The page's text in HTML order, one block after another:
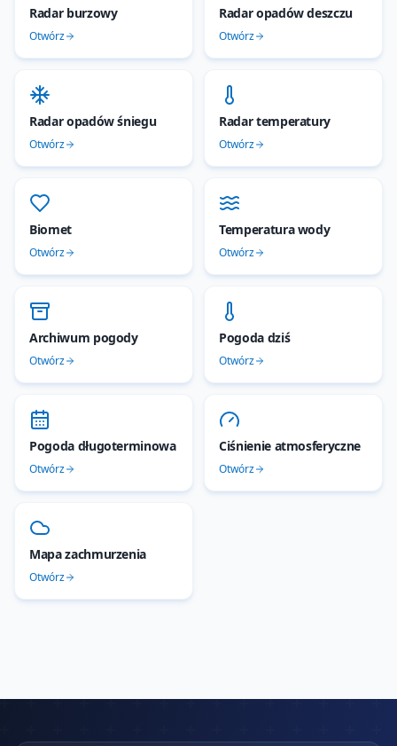
Radar burzowy
Otwórz
Radar opadów deszczu
Otwórz
Radar opadów śniegu
Otwórz
Radar temperatury
Otwórz
Biomet
Otwórz
Temperatura wody
Otwórz
Archiwum pogody
Otwórz
Pogoda dziś
Otwórz
Pogoda długoterminowa
Otwórz
Ciśnienie atmosferyczne
Otwórz
Mapa zachmurzenia
Otwórz